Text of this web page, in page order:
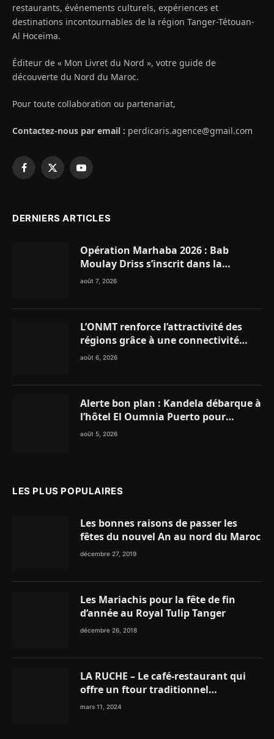
restaurants, événements culturels, expériences et
destinations incontournables de la région Tanger-Tétouan-
Al Hoceïma.
Éditeur de « Mon Livret du Nord », votre guide de
découverte du Nord du Maroc.
Pour toute collaboration ou partenariat,
Contactez-nous par email : perdicaris.agence@gmail.com
Facebook
X
YouTube
DERNIERS ARTICLES
Opération Marhaba 2026 : Bab
Moulay Driss s’inscrit dans la
dynamique nationale en faveur des
août 7, 2026
L’ONMT renforce l’attractivité des
régions grâce à une connectivité
aérienne historique de Ryanair
août 6, 2026
Alerte bon plan : Kandela débarque à
l’hôtel El Oumnia Puerto pour
enflammer le Chiringuito Malibu
août 5, 2026
LES PLUS POPULAIRES
Les bonnes raisons de passer les
fêtes du nouvel An au nord du Maroc
décembre 27, 2019
Les Mariachis pour la fête de fin
d’année au Royal Tulip Tanger
décembre 26, 2018
LA RUCHE – Le café-restaurant qui
offre un ftour traditionnel
gourmand
mars 11, 2024